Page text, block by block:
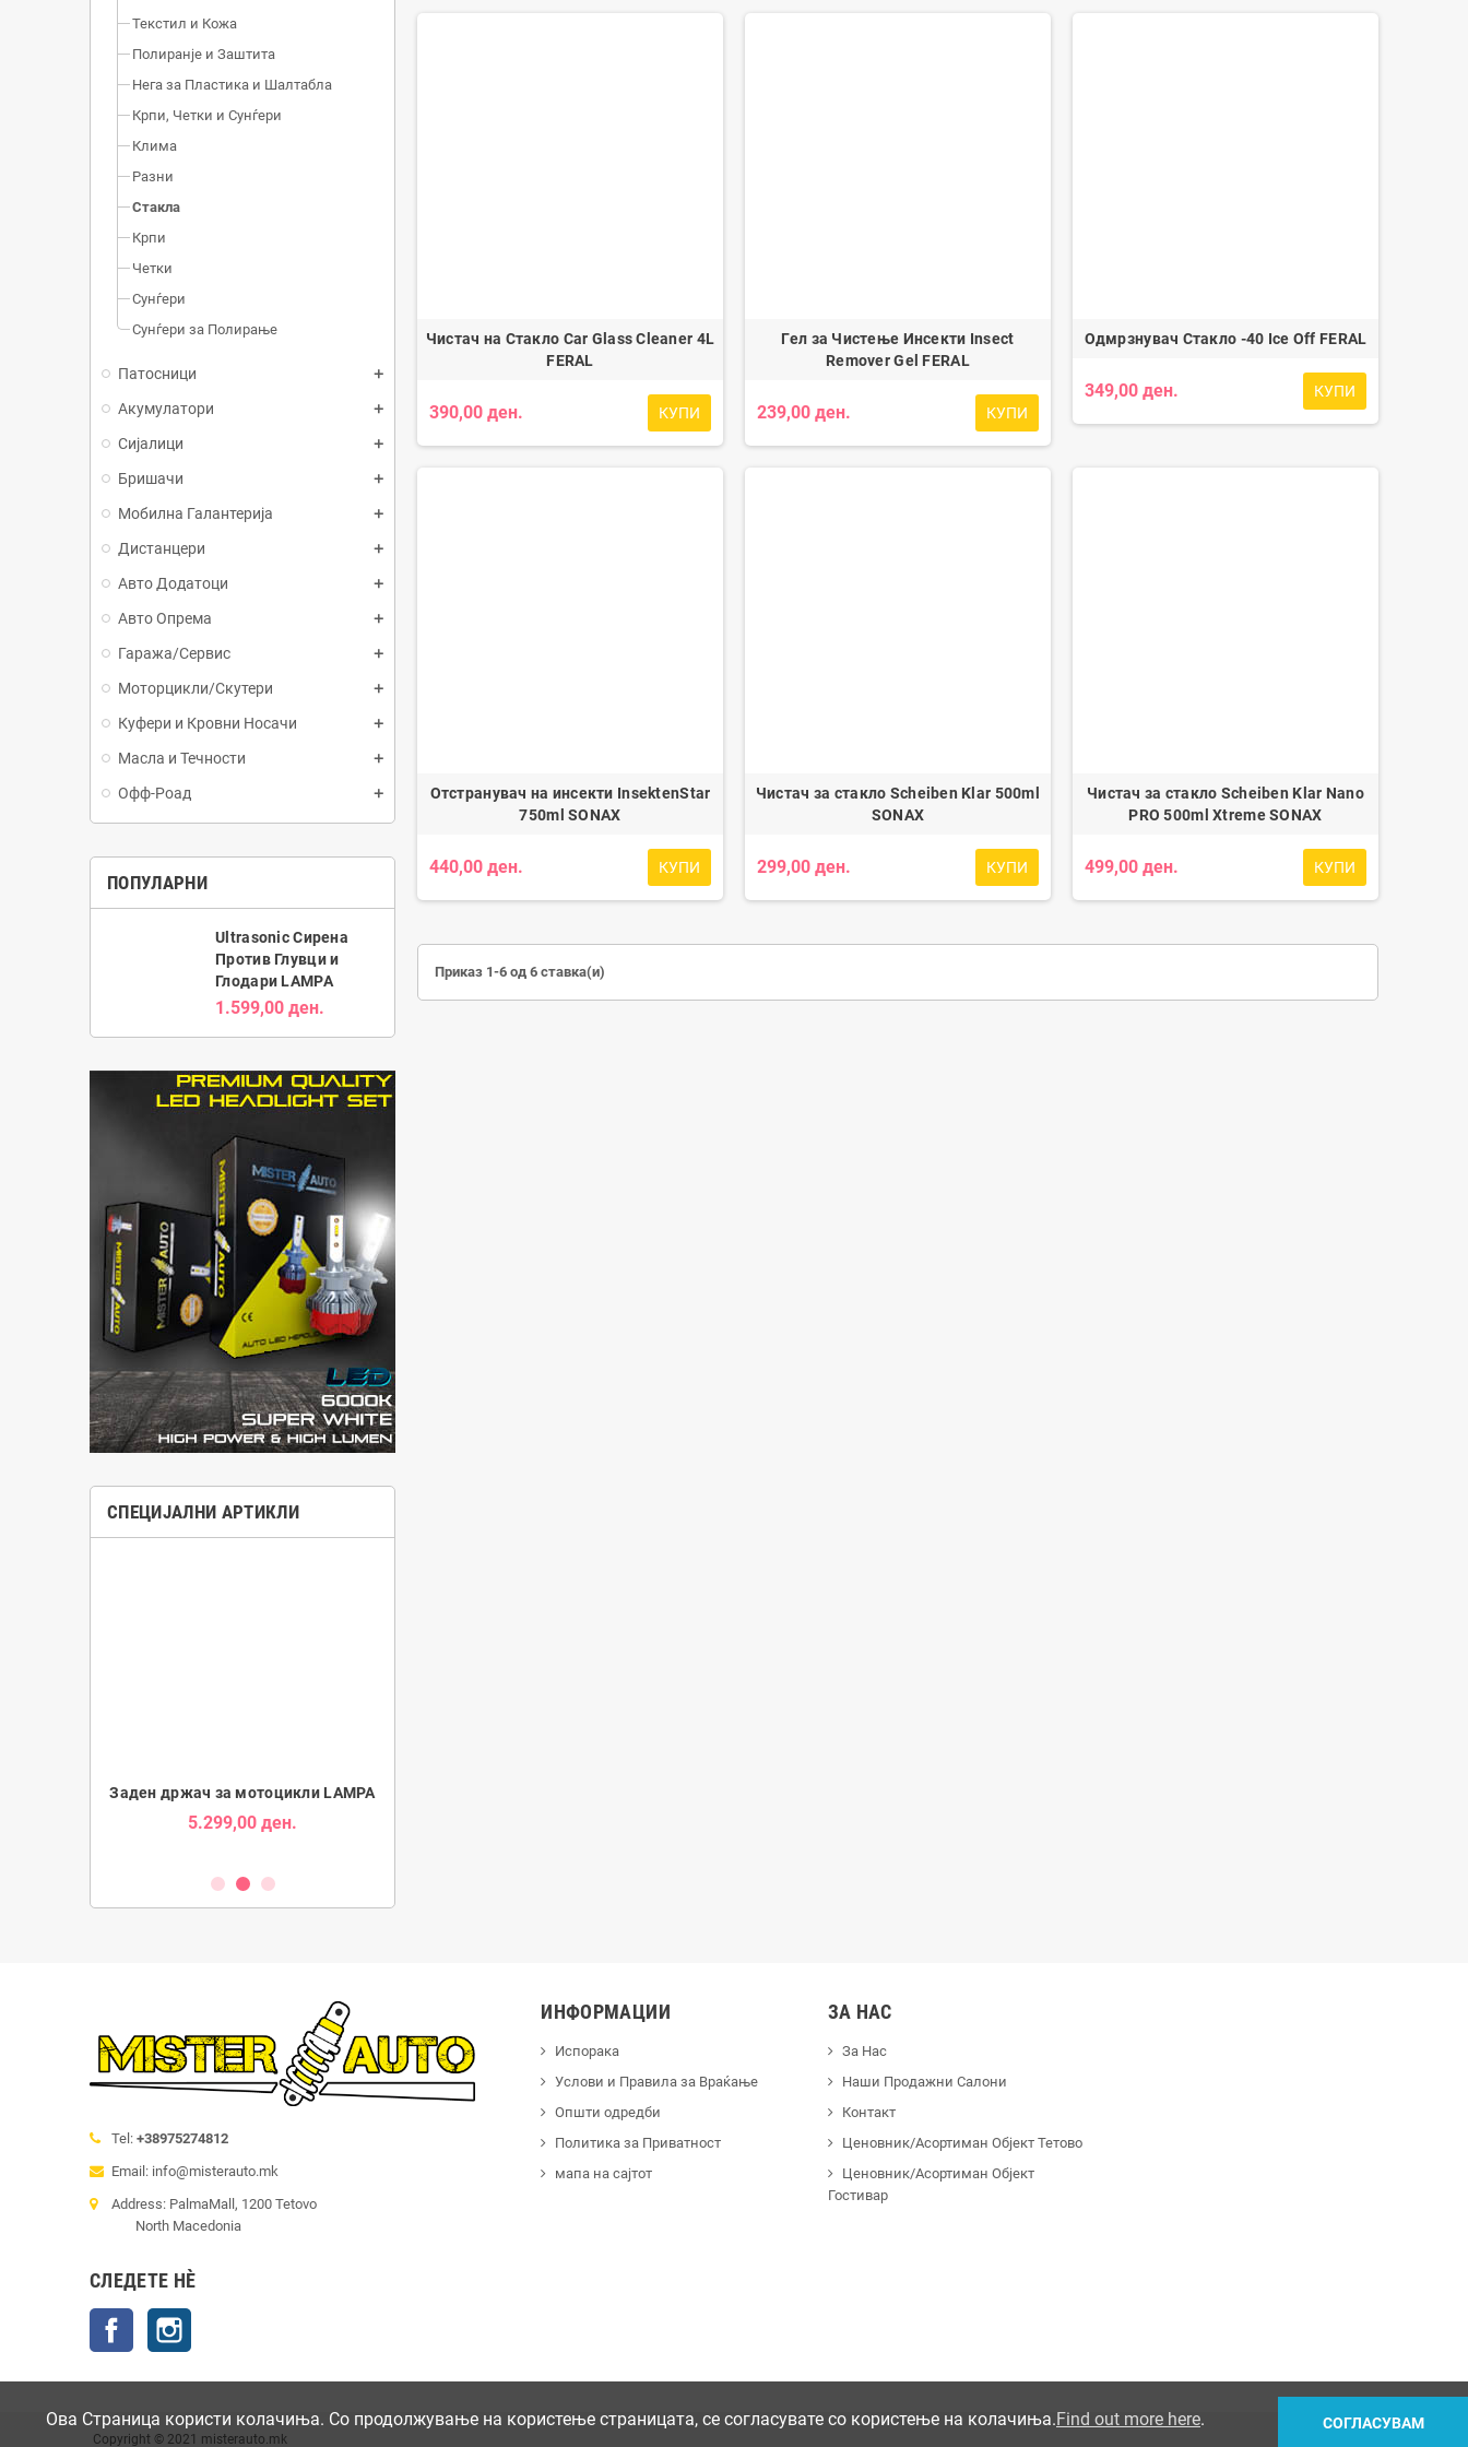
Текстил и Кожа
Полиранје и Заштита
Нега за Пластика и Шалтабла
Крпи, Четки и Сунѓери
Клима
Разни
Стакла
Крпи
Четки
Сунѓери
Сунѓери за Полирање
Патосници
Акумулатори
Сијалици
Бришачи
Мобилна Галантерија
Дистанцери
Авто Додатоци
Авто Опрема
Гаража/Сервис
Моторцикли/Скутери
Куфери и Кровни Носачи
Масла и Течности
Офф-Роад
ПОПУЛАРНИ
Ultrasonic Сирена
Против Глувци и
Глодари LAMPA
1.599,00 ден.
СПЕЦИЈАЛНИ АРТИКЛИ
Заден држач за мотоцикли LAMPA
5.299,00 ден.
Чистач на Стакло Car Glass Cleaner 4L
FERAL
390,00 ден. КУПИ
Гел за Чистење Инсекти Insect
Remover Gel FERAL
239,00 ден. КУПИ
Одмрзнувач Стакло -40 Ice Off FERAL
349,00 ден. КУПИ
Отстранувач на инсекти InsektenStar
750ml SONAX
440,00 ден. КУПИ
Чистач за стакло Scheiben Klar 500ml
SONAX
299,00 ден. КУПИ
Чистач за стакло Scheiben Klar Nano
PRO 500ml Xtreme SONAX
499,00 ден. КУПИ
Приказ 1-6 од 6 ставка(и)
Tel: +38975274812
Email: info@misterauto.mk
Address: PalmaMall, 1200 Tetovo
North Macedonia
СЛЕДЕТЕ НÈ
Facebook
ИНФОРМАЦИИ
Испорака
Услови и Правила за Враќање
Општи одредби
Политика за Приватност
мапа на сајтот
ЗА НАС
За Нас
Наши Продажни Салони
Контакт
Ценовник/Асортиман Објект Тетово
Ценовник/Асортиман Објект
Гостивар
Copyright © 2021 misterauto.mk
Ова Страница користи колачиња. Со продолжување на користење страницата, се согласувате со користење на колачиња.Find out more here. СОГЛАСУВАМ